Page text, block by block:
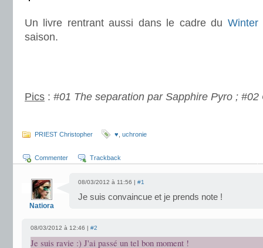
Un livre rentrant aussi dans le cadre du Winter
saison.
Pics : #01 The separation par Sapphire Pyro ;
PRIEST Christopher ♥ uchronie
Commenter Trackback
Natiora
08/03/2012 à 11:56 | #1
Je suis convaincue et je prends note !
08/03/2012 à 12:46 | #2
Je suis ravie :) J'ai passé un tel bon moment !